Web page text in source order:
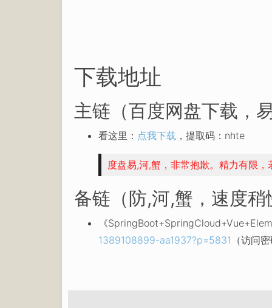
下载地址
主链（百度网盘下载，
看这里： 点我下载 ，提取码：nhte
度盘易,河,蟹，非常抱歉。精力有限
备链（防,河,蟹，速度
《
1389108899-aa1937?p=5831 （访问